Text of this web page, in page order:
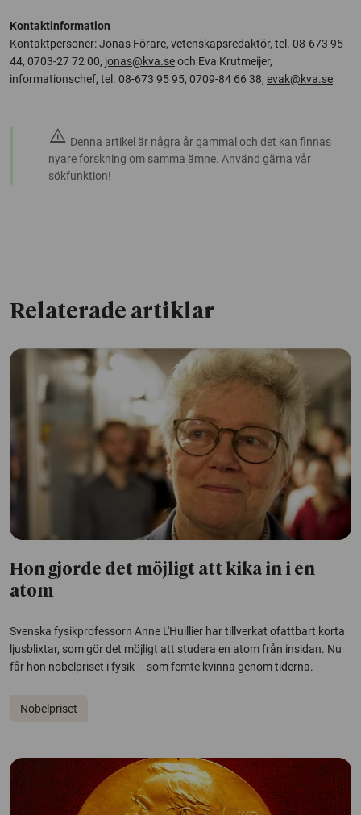
Kontaktinformation
Kontaktpersoner: Jonas Förare, vetenskapsredaktör, tel. 08-673 95
44, 0703-27 72 00, jonas@kva.seoch Eva Krutmeijer,
informationschef, tel. 08-673 95 95, 0709-84 66 38, evak@kva.se
warning Denna artikel är några år gammal och det kan finnas
nyare forskning om samma ämne. Använd gärna vår
sökfunktion!
Relaterade artiklar
Hon gjorde det möjligt att kika in i en
atom
Svenska fysikprofessorn Anne L'Huillier har tillverkat ofattbart korta
ljusblixtar, som gör det möjligt att studera en atom från insidan. Nu
får hon nobelpriset i fysik – som femte kvinna genom tiderna.
Nobelpriset